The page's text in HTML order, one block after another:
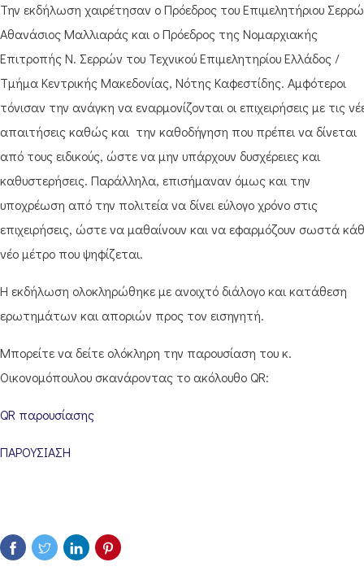
Την εκδήλωση χαιρέτησαν ο Πρόεδρος του Επιμελητήριου
Αθανάσιος Μαλλιαράς και ο Πρόεδρος της Νομαρχιακής
Επιτροπής Ν. Σερρών του Τεχνικού Επιμελητηρίου Ελλάδος /
Τμήμα Κεντρικής Μακεδονίας, Νότης Καφεστίδης. Αμφότεροι
τόνισαν την ανάγκη να εναρμονίζονται οι επιχειρήσεις με τις
απαιτήσεις καθώς και την καθοδήγηση που πρέπει να δίνεται
από τους ειδικούς, ώστε να μην υπάρχουν δυσχέρειες και
καθυστερήσεις. Παράλληλα, επισήμαναν όμως και την
υποχρέωση από την πολιτεία να δίνει εύλογο χρόνο στις
επιχειρήσεις, ώστε να μαθαίνουν και να εφαρμόζουν σωστά
νέο μέτρο που ψηφίζεται.
Η εκδήλωση ολοκληρώθηκε με ανοιχτό διάλογο και κατάθεση
ερωτημάτων και αποριών προς τον εισηγητή.
Μπορείτε να δείτε ολόκληρη την παρουσίαση του κ.
Οικονομόπουλου σκανάροντας το ακόλουθο QR:
QR παρουσίασης
ΠΑΡΟΥΣΙΑΣΗ